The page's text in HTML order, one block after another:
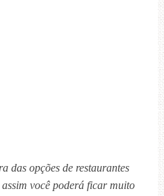
das opções de restaurantes
você poderá ficar muito